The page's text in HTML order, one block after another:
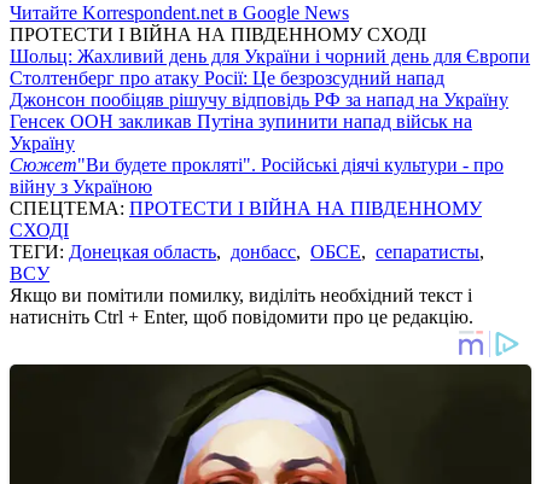
Читайте Korrespondent.net в Google News
ПРОТЕСТИ І ВІЙНА НА ПІВДЕННОМУ СХОДІ
Шольц: Жахливий день для України і чорний день для Європи
Столтенберг про атаку Росії: Це безрозсудний напад
Джонсон пообіцяв рішучу відповідь РФ за напад на Україну
Генсек ООН закликав Путіна зупинити напад військ на
Україну
Сюжет"Ви будете прокляті". Російські діячі культури - про
війну з Україною
СПЕЦТЕМА: ПРОТЕСТИ І ВІЙНА НА ПІВДЕННОМУ
СХОДІ
ТЕГИ: Донецкая область, донбасс, ОБСЕ, сепаратисты,
ВСУ
Якщо ви помітили помилку, виділіть необхідний текст і
натисніть Ctrl + Enter, щоб повідомити про це редакцію.